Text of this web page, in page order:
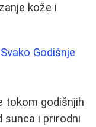
kože i
Godišnje
tokom godišnjih
sunca i prirodni